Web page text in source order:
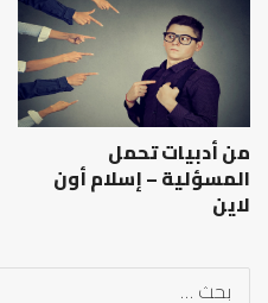
من أدبيات تحمل
المسؤلية – إسلام أون
لاين